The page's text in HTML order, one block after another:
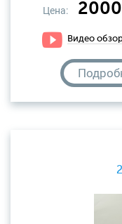
Цена:
Видео